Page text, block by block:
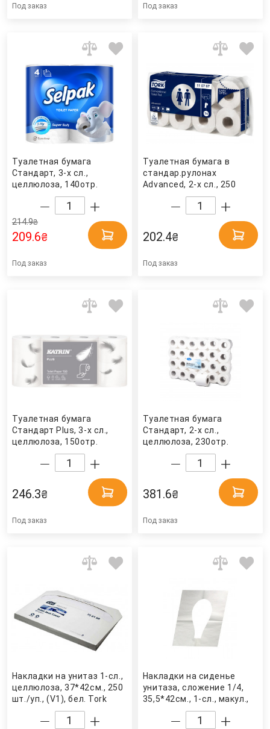
Под заказ Под заказ
Туалетная бумага
Стандарт, 3-х сл.,
целлюлоза, 140отр.
(9,6*12,4см.), 4шт./уп.,
бел. Selpak
214.9₴
209.6₴
Под заказ
Туалетная бумага в
стандар.рулонах
Advanced, 2-х сл., 250
листов, 30м., 8рул./уп.,
(T4), бел. Tork
202.4₴
Под заказ
Туалетная бумага
Стандарт Plus, 3-х сл.,
целлюлоза, 150отр.
(9,6*11,5см.), 8шт./уп.,
бел. (16525) Katrin
246.3₴
Под заказ
Туалетная бумага
Стандарт, 2-х сл.,
целлюлоза, 230отр.
(9*11,35см.), 24шт./уп.,
бел. (B923) Tischa Papier
381.6₴
Под заказ
Накладки на унитаз 1-сл.,
целлюлоза, 37*42см., 250
шт./уп., (V1), бел. Tork
Накладки на сиденье
унитаза, сложение 1/4,
35,5*42см., 1-сл., макул.,
100 шт./уп., бел. GP11
Польша